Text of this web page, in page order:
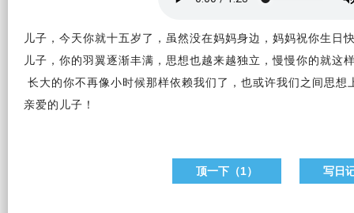
儿子， 今天你就十五岁了，虽然没在妈妈身边，妈妈祝你生日
儿子，你的羽翼逐渐丰满，思想也越来越独立，慢慢你的就这
长大的你不再像小时候那样依赖我们了，也或许我们之间思想
亲爱的 儿子！
顶一下（1） 写日